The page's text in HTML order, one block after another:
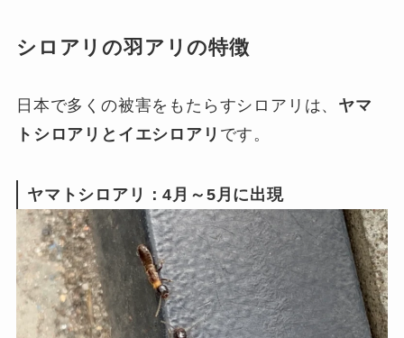
シロアリの羽アリの特徴
日本で多くの被害をもたらすシロアリは、 ヤマ
トシロアリとイエシロアリ です。
ヤマトシロアリ：4月～5月に出現